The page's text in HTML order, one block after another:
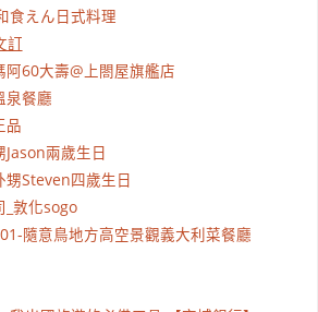
食えん日式料理
訂
60大壽@上閤屋旗艦店
餐廳
品
兩歲生日
Steven四歲生日
敦化sogo
隨意鳥地方高空景觀義大利菜餐廳